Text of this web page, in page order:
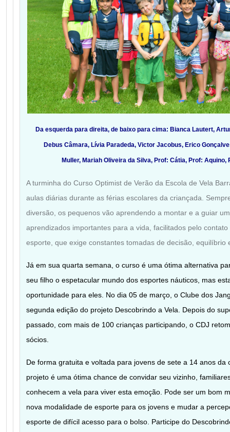
Da esquerda para direita, de baixo para cima: Bianca Lautert,
Debus Câmara, Lívia Paradeda, Victor Jacobus, Erico
Muller, Mariah Oliveira da Silva, Prof: Cátia, Prof: Aquino,
A turminha do Curso Optimist de Verão da Escola de Vela
aulas diárias durante as férias escolares da criançada.
diversão, os pequenos vão aprendendo a montar e a guiar
aprendizados importantes para a vida, facilitados pelo
esporte, que exige constantes tomadas de decisão, equilíbrio
Já em sua quarta semana, o curso é uma ótima alternativa
seu filho o espetacular mundo dos esportes náuticos, mas
oportunidade para eles. No dia 05 de março, o Clube dos
segunda edição do projeto Descobrindo a Vela. Depois do
passado, com mais de 100 crianças participando, o CDJ
sócios.
De forma gratuita e voltada para jovens de sete a 14 anos da
projeto é uma ótima chance de convidar seu vizinho,
conhecem a vela para viver esta emoção. Pode ser um bom
nova modalidade de esporte para os jovens e mudar a
esporte de difícil acesso para o bolso. Participe do